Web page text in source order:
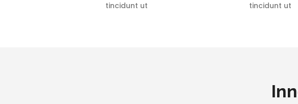
tincidunt ut
tincidunt ut